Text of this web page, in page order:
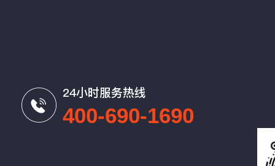
24小时服务热线
400-690-1690